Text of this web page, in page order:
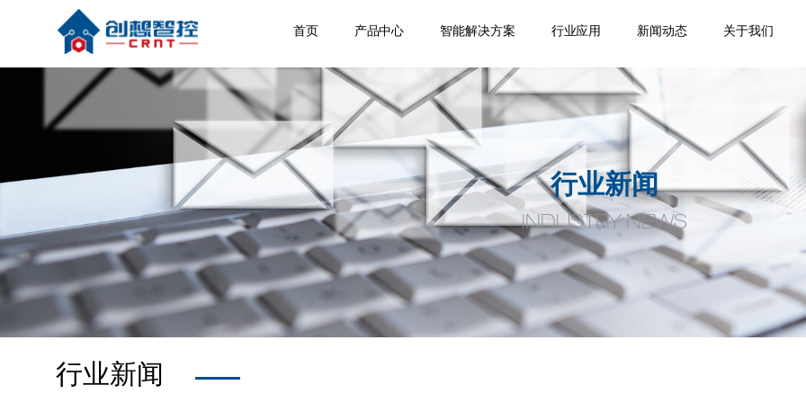
首页 产品中心
焊缝跟踪 焊缝跟踪器
专机焊缝跟踪系统
机器人焊缝跟踪系
统
激光位移 激光位移传感器
点式位移传感器
线式位移传感器
轮廓测量系统
焊缝扫描系统
焊缝寻位系统
焊接相机 焊接相机
空间定位 空间定位系统
其他产品 机器视觉
通用外围设备
监控盒
智能解决方案 行业应用 新闻动态
企业新闻
行业动态
关于我们
行业新闻
INDUSTRY NEWS
行业新闻